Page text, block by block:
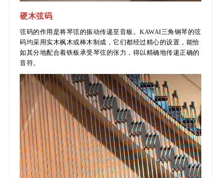
硬木弦码
弦码的作用是将琴弦的振动传递至音板。KAWAI三角钢琴的弦
码均采用实木枫木或棒木制成，它们都经过精心的设置，能恰
如其分地配合着铁板承受琴弦的张力，得以精确地传递正确的
音符。